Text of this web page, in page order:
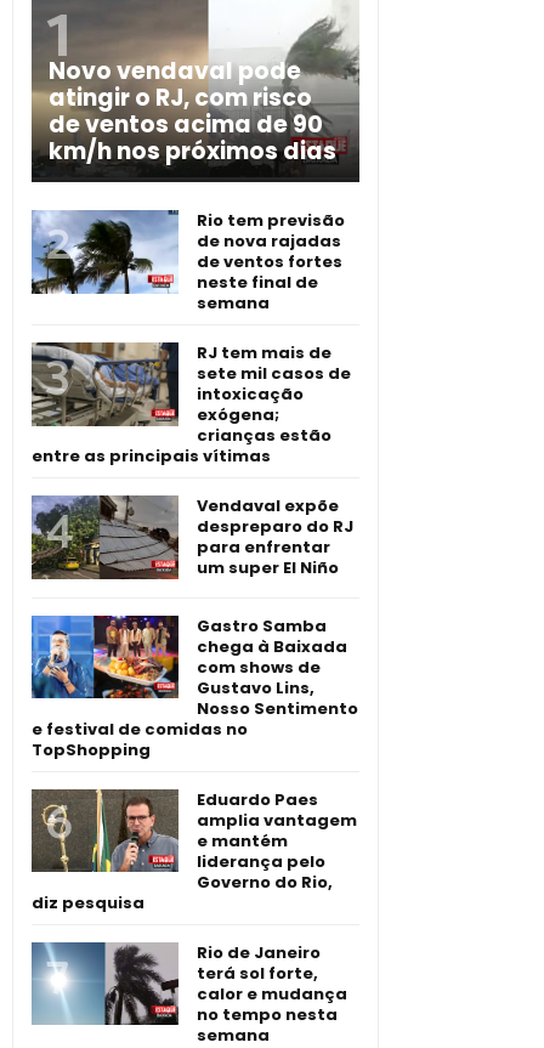
Novo vendaval pode
atingir o RJ, com risco
de ventos acima de 90
km/h nos próximos dias
Rio tem previsão
de nova rajadas
de ventos fortes
neste final de
semana
RJ tem mais de
sete mil casos de
intoxicação
exógena;
crianças estão
entre as principais vítimas
Vendaval expõe
despreparo do RJ
para enfrentar
um super El Niño
Gastro Samba
chega à Baixada
com shows de
Gustavo Lins,
Nosso Sentimento
e festival de comidas no
TopShopping
Eduardo Paes
amplia vantagem
e mantém
liderança pelo
Governo do Rio,
diz pesquisa
Rio de Janeiro
terá sol forte,
calor e mudança
no tempo nesta
semana